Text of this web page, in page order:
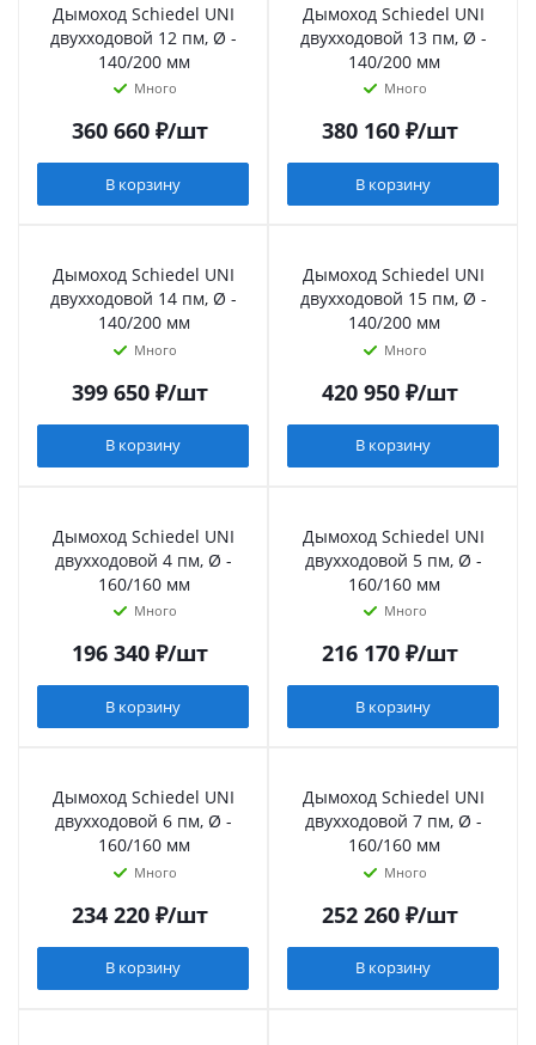
Дымоход Schiedel UNI
двухходовой 12 пм, Ø -
140/200 мм
Много
360 660₽/шт
В корзину
Дымоход Schiedel UNI
двухходовой 13 пм, Ø -
140/200 мм
Много
380 160₽/шт
В корзину
Дымоход Schiedel UNI
двухходовой 14 пм, Ø -
140/200 мм
Много
399 650₽/шт
В корзину
Дымоход Schiedel UNI
двухходовой 15 пм, Ø -
140/200 мм
Много
420 950₽/шт
В корзину
Дымоход Schiedel UNI
двухходовой 4 пм, Ø -
160/160 мм
Много
196 340₽/шт
В корзину
Дымоход Schiedel UNI
двухходовой 5 пм, Ø -
160/160 мм
Много
216 170₽/шт
В корзину
Дымоход Schiedel UNI
двухходовой 6 пм, Ø -
160/160 мм
Много
234 220₽/шт
В корзину
Дымоход Schiedel UNI
двухходовой 7 пм, Ø -
160/160 мм
Много
252 260₽/шт
В корзину